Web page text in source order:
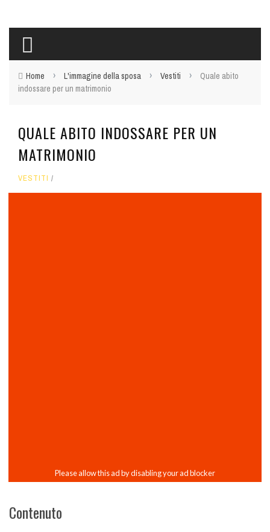
Home › L'immagine della sposa › Vestiti ›
Quale abito
indossare per un matrimonio
QUALE ABITO INDOSSARE PER UN
MATRIMONIO
VESTITI
Contenuto